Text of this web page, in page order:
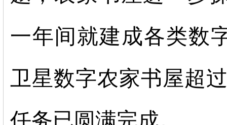
一年间就建成各类数
卫星数字农家书屋超
任务已圆满完成。